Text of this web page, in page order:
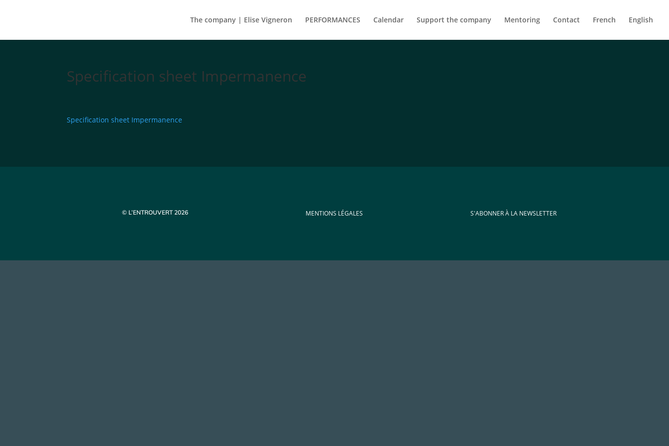
The company | Elise Vigneron PERFORMANCES Calendar Support the company Mentoring Contact French English
Specification sheet Impermanence
Specification sheet Impermanence
© L’ENTROUVERT 2026 MENTIONS LÉGALES S'ABONNER À LA NEWSLETTER